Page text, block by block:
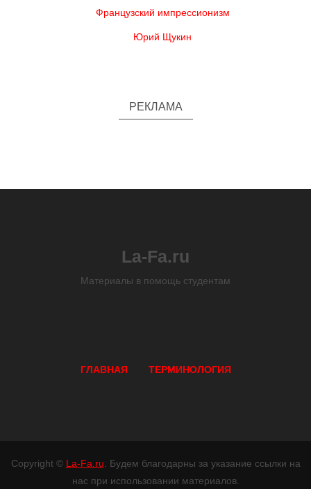
Французский импрессионизм
Юрий Щукин
РЕКЛАМА
La-Fa.ru
Материалы в помощь студентам
ГЛАВНАЯ ТЕРМИНОЛОГИЯ
Copyright © La-Fa.ru . Будем благодарны за указание ссылки на
нас при использовании материалов.